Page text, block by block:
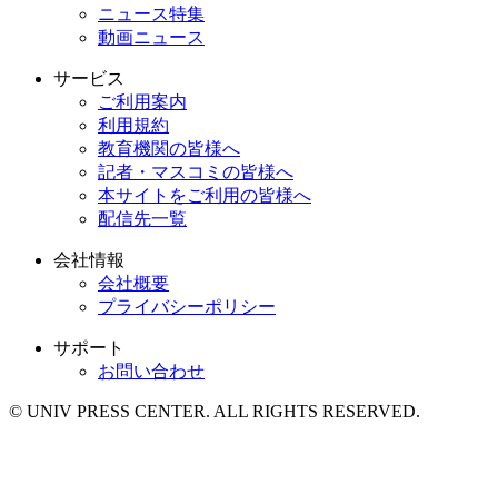
ニュース特集
動画ニュース
サービス
ご利用案内
利用規約
教育機関の皆様へ
記者・マスコミの皆様へ
本サイトをご利用の皆様へ
配信先一覧
会社情報
会社概要
プライバシーポリシー
サポート
お問い合わせ
© UNIV PRESS CENTER. ALL RIGHTS RESERVED.